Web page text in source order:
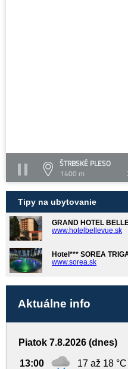
ŠTRBSKÉ PLESO
1400 m
Tipy na ubytovanie
GRAND HOTEL
www.hotelbellevue.sk
Hotel*** SOREA
www.sorea.sk
Aktuálne info
Piatok 7.8.2026 (dnes)
13:00 17 až 18 °C